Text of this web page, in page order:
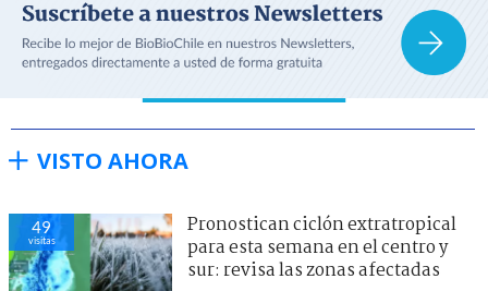
VISTO AHORA
49
visitas
Pronostican ciclón extratropical
para esta semana en el centro y
sur: revisa las zonas afectadas